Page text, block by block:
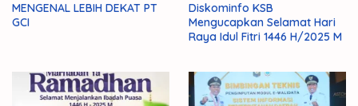
MENGENAL LEBIH DEKAT PT
GCI
Diskominfo KSB
Mengucapkan Selamat Hari
Raya Idul Fitri 1446 H/2025 M